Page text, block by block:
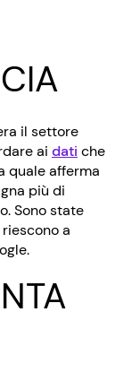
il settore
ai dati che
quale afferma
più di
Sono state
a